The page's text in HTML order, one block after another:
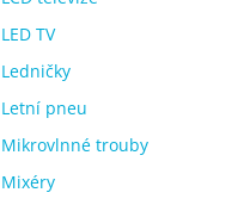
LED TV
Ledničky
Letní pneu
Mikrovlnné trouby
Mixéry